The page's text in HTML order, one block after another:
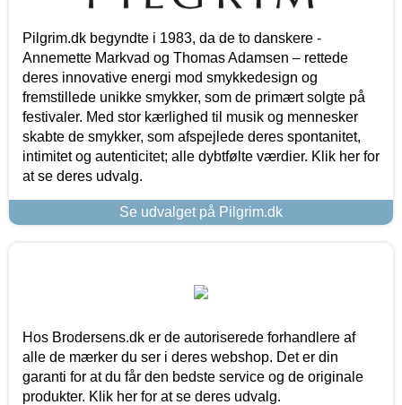
Pilgrim.dk begyndte i 1983, da de to danskere -
Annemette Markvad og Thomas Adamsen – rettede
deres innovative energi mod smykkedesign og
fremstillede unikke smykker, som de primært solgte på
festivaler. Med stor kærlighed til musik og mennesker
skabte de smykker, som afspejlede deres spontanitet,
intimitet og autenticitet; alle dybtfølte værdier. Klik her for
at se deres udvalg.
Se udvalget på Pilgrim.dk
Hos Brodersens.dk er de autoriserede forhandlere af
alle de mærker du ser i deres webshop. Det er din
garanti for at du får den bedste service og de originale
produkter. Klik her for at se deres udvalg.